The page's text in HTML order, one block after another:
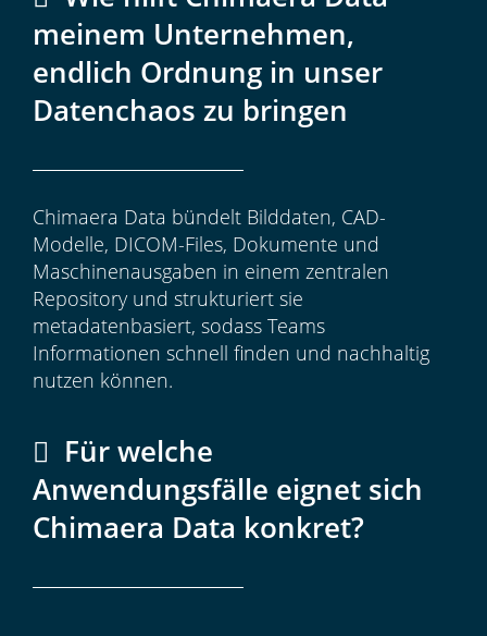
meinem Unternehmen,
endlich Ordnung in unser
Datenchaos zu bringen
Chimaera Data bündelt Bilddaten, CAD-
Modelle, DICOM-Files, Dokumente und
Maschinenausgaben in einem zentralen
Repository und strukturiert sie
metadatenbasiert, sodass Teams
Informationen schnell finden und nachhaltig
nutzen können.
Für welche
Anwendungsfälle eignet sich
Chimaera Data konkret?